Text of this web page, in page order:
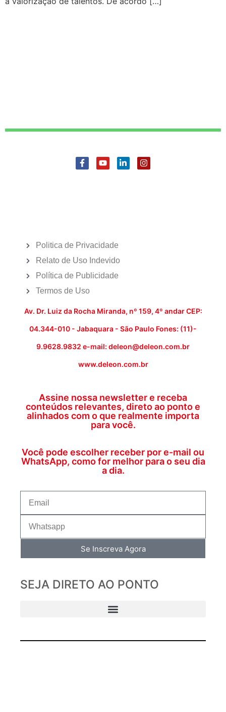
Politica de Privacidade
Relato de Uso Indevido
Política de Publicidade
Termos de Uso
Av. Dr. Luiz da Rocha Miranda, nº 159, 4º andar CEP:
04.344-010 - Jabaquara - São Paulo Fones: (11)-
9.9628.9832 e-mail: deleon@deleon.com.br
www.deleon.com.br
Assine nossa newsletter e receba
conteúdos relevantes, direto ao ponto e
alinhados com o que realmente importa
para você.
Você pode escolher receber por e-mail ou
WhatsApp, como for melhor para o seu dia
a dia.
Se Inscreva Agora
SEJA DIRETO AO PONTO